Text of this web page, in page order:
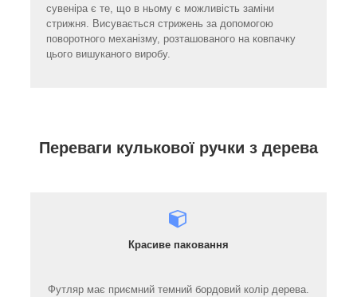
сувеніра є те, що в ньому є можливість заміни
стрижня. Висувається стрижень за допомогою
поворотного механізму, розташованого на ковпачку
цього вишуканого виробу.
Переваги кулькової ручки з дерева
Красиве паковання
Футляр має приємний темний бордовий колір дерева.